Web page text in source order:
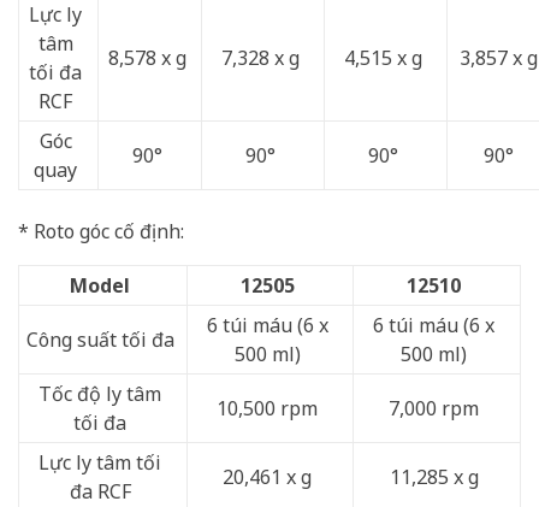
Lực ly
tâm
tối đa
RCF
8,578 x g 7,328 x g 4,515 x g 3,857 x g
Góc
quay
90° 90° 90° 90°
* Roto góc cố định:
Model 12505 12510
Công suất tối đa
6 túi máu (6 x
500 ml)
6 túi máu (6 x
500 ml)
Tốc độ ly tâm
tối đa
10,500 rpm 7,000 rpm
Lực ly tâm tối
đa RCF
20,461 x g 11,285 x g